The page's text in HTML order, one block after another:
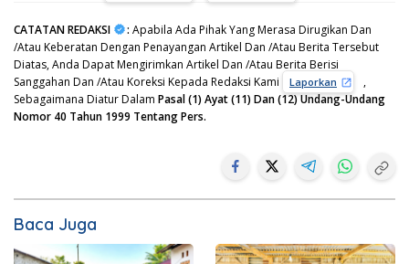
CATATAN REDAKSI : Apabila Ada Pihak Yang Merasa Dirugikan Dan
/Atau Keberatan Dengan Penayangan Artikel Dan /Atau Berita Tersebut
Diatas, Anda Dapat Mengirimkan Artikel Dan /Atau Berita Berisi
Sanggahan Dan /Atau Koreksi Kepada Redaksi Kami
Laporkan
,
Sebagaimana Diatur Dalam Pasal (1) Ayat (11) Dan (12) Undang-Undang
Nomor 40 Tahun 1999 Tentang Pers.
Baca Juga